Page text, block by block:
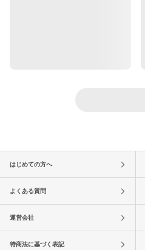
はじめての方へ
よくある質問
運営会社
特商法に基づく表記